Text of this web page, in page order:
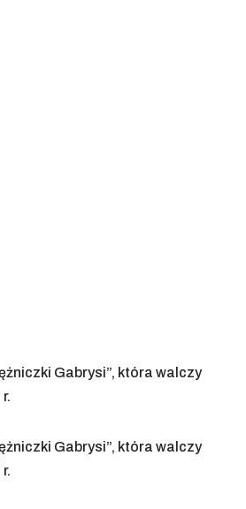
Gabrysi”, która walczy
Gabrysi”, która walczy